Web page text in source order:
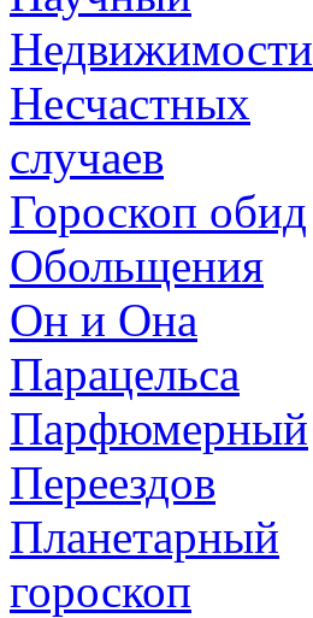
Недвижимости
Несчастных
случаев
Гороскоп обид
Обольщения
Он и Она
Парацельса
Парфюмерный
Переездов
Планетарный
гороскоп